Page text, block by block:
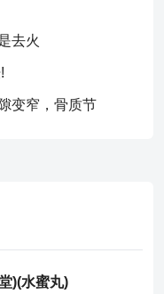
去火
变窄，骨质节
)(水蜜丸)